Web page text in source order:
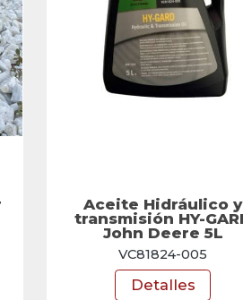
Aceite Hidráulico y
transmisión HY-
John Deere 5L
VC81824-005
Detalles